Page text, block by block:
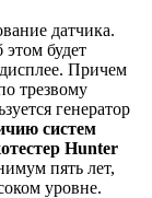
датчика.
будет
Причем
трезвому
генератор
систем
Hunter
пять лет,
уровне.